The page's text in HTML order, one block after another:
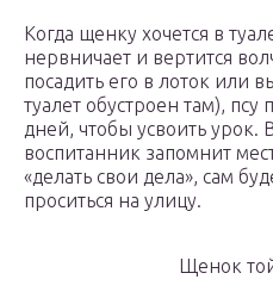
Когда щенку хочется в
нервничает и вертится
посадить его в лоток или
туалет обустроен там), псу
дней, чтобы усвоить урок.
воспитанник запомнит
«делать свои дела», сам
проситься на улицу.
Щенок